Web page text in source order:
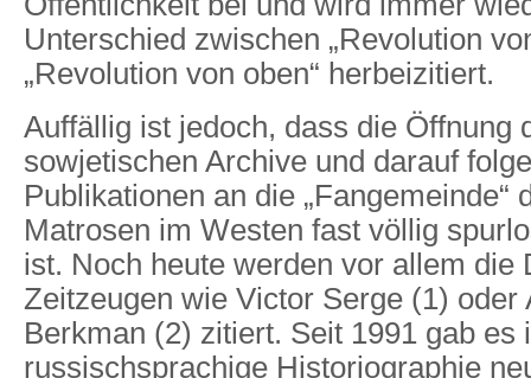
Unterschied zwischen „Revolution
„Revolution von oben“ herbeizitiert.
Auffällig ist jedoch, dass die Öffnung
sowjetischen Archive und darauf
Publikationen an die „Fangemeinde“
Matrosen im Westen fast völlig
ist. Noch heute werden vor allem die
Zeitzeugen wie Victor Serge (1) oder
Berkman (2) zitiert. Seit 1991 gab es
russischsprachige Historiographie